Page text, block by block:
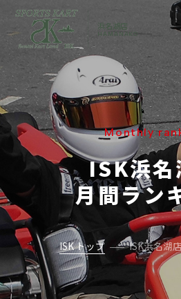
浜名湖店
HAMANAKO
Monthly
ISK浜名
月間ラン
ISK トップ ISK浜名湖